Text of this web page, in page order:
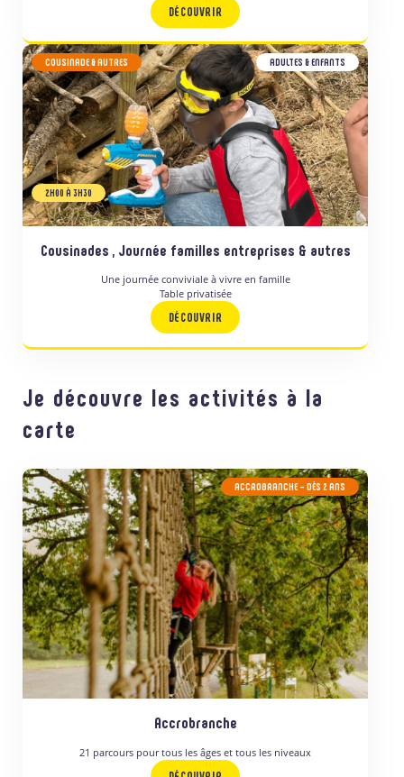
DÉCOUVRIR
COUSINADE & AUTRES ADULTES & ENFANTS
2H00 À 3H30
Cousinades , Journée familles entreprises & autres
Une journée conviviale à vivre en famille
Table privatisée
DÉCOUVRIR
Je découvre les activités à la
carte
ACCROBRANCHE – DÈS 2 ANS
Accrobranche
21 parcours pour tous les âges et tous les niveaux